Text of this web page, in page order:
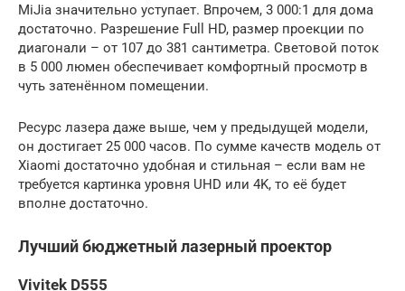
MiJia значительно уступает. Впрочем, 3 000:1 для дома
достаточно. Разрешение Full HD, размер проекции по
диагонали – от 107 до 381 сантиметра. Световой поток
в 5 000 люмен обеспечивает комфортный просмотр в
чуть затенённом помещении.
Ресурс лазера даже выше, чем у предыдущей модели,
он достигает 25 000 часов. По сумме качеств модель от
Xiaomi достаточно удобная и стильная – если вам не
требуется картинка уровня UHD или 4K, то её будет
вполне достаточно.
Лучший бюджетный лазерный проектор
Vivitek D555